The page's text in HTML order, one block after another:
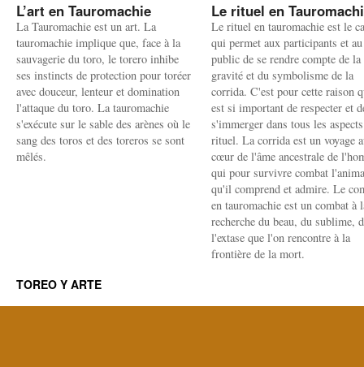
L’art en Tauromachie
La Tauromachie est un art. La
tauromachie implique que, face à la
sauvagerie du toro, le torero inhibe
ses instincts de protection pour toréer
avec douceur, lenteur et domination
l'attaque du toro. La tauromachie
s'exécute sur le sable des arènes où le
sang des toros et des toreros se sont
mêlés.
Le rituel en
Le rituel en tauromachie est le
qui permet aux participants et au
public de se rendre compte de la
gravité et du symbolisme de la
corrida. C'est pour cette raison
est si important de respecter et
s'immerger dans tous les
rituel. La corrida est un voyage
cœur de l'âme ancestrale de
qui pour survivre combat
qu'il comprend et admire. Le
en tauromachie est un combat à
recherche du beau, du sublime,
l'extase que l'on rencontre à la
frontière de la mort.
TOREO Y ARTE